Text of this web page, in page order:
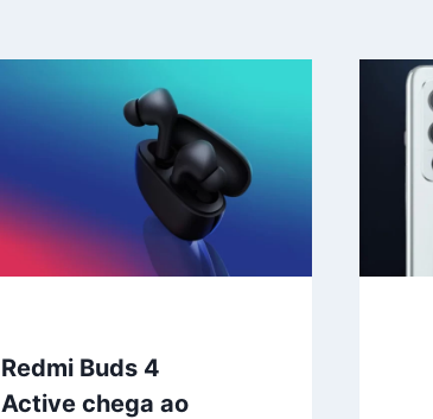
Redmi Buds 4
Active chega ao